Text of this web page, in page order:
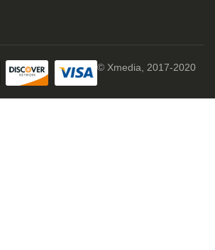
© Xmedia, 2017-2020